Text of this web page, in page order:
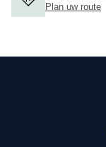
Plan uw route